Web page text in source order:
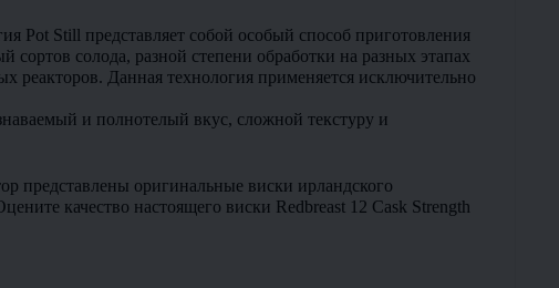
Pot Still представляет собой особый способ приготовления
солода, разной степени обработки на разных этапах
реакторов. Данная технология применяется исключительно
и полнотелый вкус, сложной текстуру и
представлены оригинальные виски ирландского
качество настоящего виски Redbreast 12 Cask Strength